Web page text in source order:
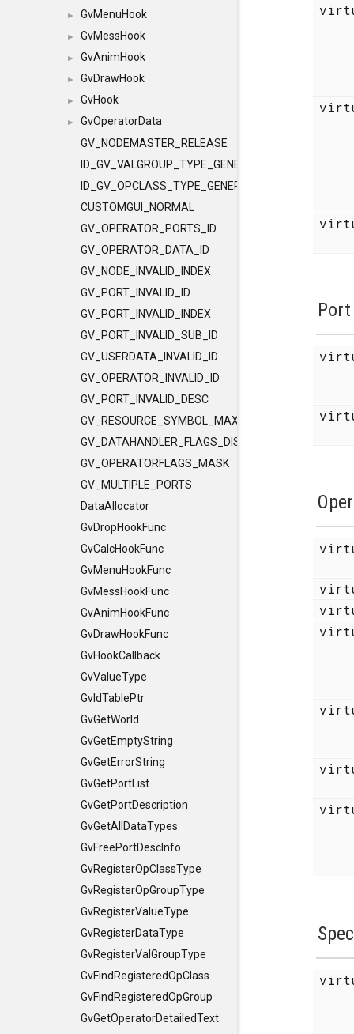
► GvMenuHook
► GvMessHook
► GvAnimHook
► GvDrawHook
► GvHook
►
GvOperatorData
GV_NODEMASTER_RELEASE
ID_GV_VALGROUP_TYPE_GENERAL
ID_GV_OPCLASS_TYPE_GENERAL
CUSTOMGUI_NORMAL
GV_OPERATOR_PORTS_ID
GV_OPERATOR_DATA_ID
GV_NODE_INVALID_INDEX
GV_PORT_INVALID_ID
GV_PORT_INVALID_INDEX
GV_PORT_INVALID_SUB_ID
GV_USERDATA_INVALID_ID
GV_OPERATOR_INVALID_ID
GV_PORT_INVALID_DESC
GV_RESOURCE_SYMBOL_MAX_LENGTH
GV_DATAHANDLER_FLAGS_DISCLEVEL
GV_OPERATORFLAGS_MASK
GV_MULTIPLE_PORTS
DataAllocator
GvDropHookFunc
GvCalcHookFunc
GvMenuHookFunc
GvMessHookFunc
GvAnimHookFunc
GvDrawHookFunc
GvHookCallback
GvValueType
GvIdTablePtr
GvGetWorld
GvGetEmptyString
GvGetErrorString
GvGetPortList
GvGetPortDescription
GvGetAllDataTypes
GvFreePortDescInfo
GvRegisterOpClassType
GvRegisterOpGroupType
GvRegisterValueType
GvRegisterDataType
GvRegisterValGroupType
GvFindRegisteredOpClass
GvFindRegisteredOpGroup
GvGetOperatorDetailedText